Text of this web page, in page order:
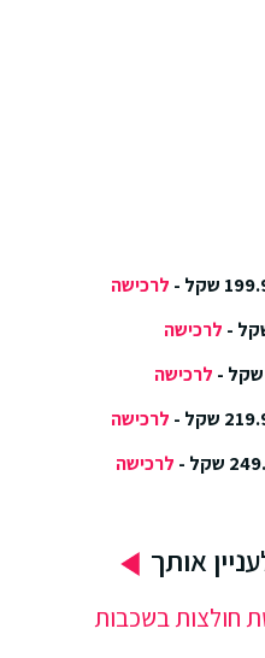
לרכישה
לרכישה
לרכישה
לרכישה
לרכישה
אותך
חולצות בשכבות